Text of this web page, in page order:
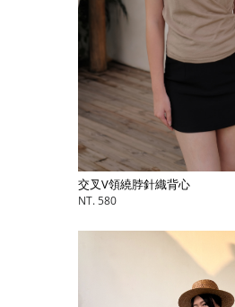
交叉V領繞脖針織背心
NT. 580